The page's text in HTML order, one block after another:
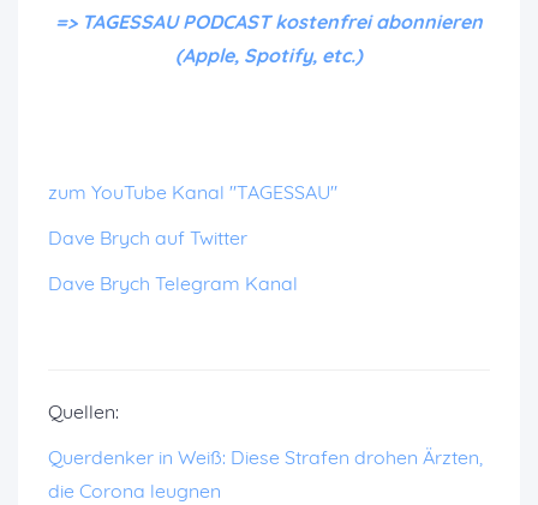
=> TAGESSAU PODCAST kostenfrei abonnieren
(Apple, Spotify, etc.)
zum YouTube Kanal "TAGESSAU"
Dave Brych auf Twitter
Dave Brych Telegram Kanal
Quellen:
Querdenker in Weiß: Diese Strafen drohen Ärzten,
die Corona leugnen